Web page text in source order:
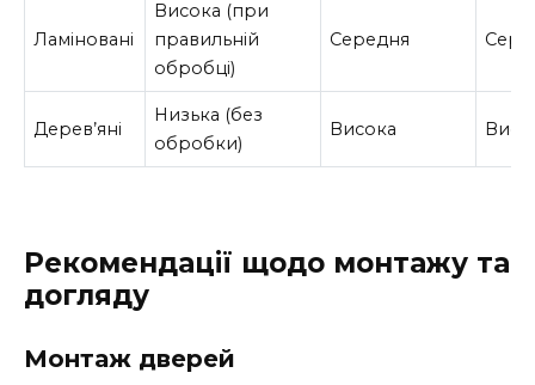
Ламіновані
Висока (при
правильній
обробці)
Середня
Дерев’яні
Низька (без
обробки)
Висока
Рекомендації щодо монтажу та
догляду
Монтаж дверей